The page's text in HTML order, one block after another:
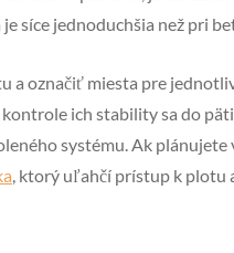
síce jednoduchšia než pri
označiť miesta pre
ich stability sa do
systému. Ak
, ktorý uľahčí prístup k plotu